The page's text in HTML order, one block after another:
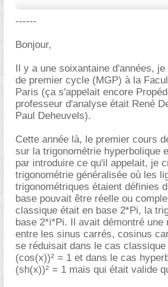
------
Bonjour,
Il y a une soixantaine d'années,
de premier cycle (MGP) à la
Paris (ça s'appelait encore
professeur d'analyse était René
Paul Deheuvels).
Cette année là, le premier cours
sur la trigonométrie hyperbolique
par introduire ce qu'il appelait, je
trigonométrie généralisée où les
trigonométriques étaient définies
base pouvait être réelle ou
classique était en base 2*Pi, la
base 2*i*Pi. Il avait démontré une
entre les sinus carrés, cosinus
se réduisait dans le cas classique
(cos(x))² = 1 et dans le cas
(sh(x))² = 1 mais qui était valide